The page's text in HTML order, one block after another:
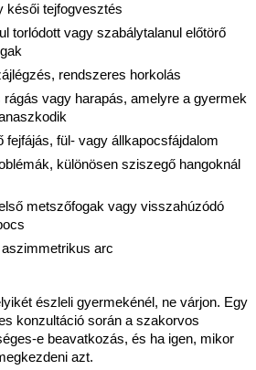
késői tejfogvesztés
torlódott vagy szabálytalanul előtörő
rendszeres horkolás
rágás vagy harapás, amelyre a gyermek
fejfájás, fül- vagy állkapocsfájdalom
különösen sziszegő hangoknál
metszőfogak vagy visszahúzódó
aszimmetrikus arc
észleli gyermekénél, ne várjon. Egy
konzultáció során a szakorvos
e beavatkozás, és ha igen, mikor
azt.